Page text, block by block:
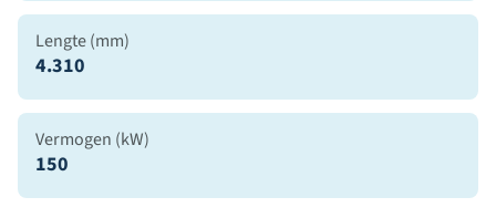
Lengte (mm)
4.310
Vermogen (kW)
150